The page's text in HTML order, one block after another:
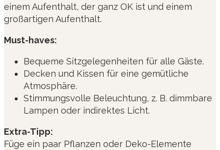
einem Aufenthalt, der ganz OK ist und einem
großartigen Aufenthalt.
Must-haves:
Bequeme Sitzgelegenheiten für alle Gäste.
Decken und Kissen für eine gemütliche
Atmosphäre.
Stimmungsvolle Beleuchtung, z. B. dimmbare
Lampen oder indirektes Licht.
Extra-Tipp:
Füge ein paar Pflanzen oder Deko-Elemente